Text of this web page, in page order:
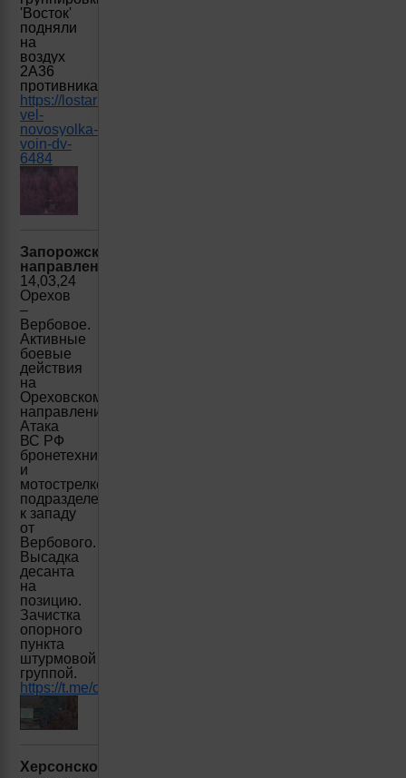
'Восток'
подняли
на
воздух
2А36
противника
https://lostarmour.info/news/kbb-
vel-
novosyolka-
voin-dv-
6484
Запорожское
направление:
14,03,24
Орехов
–
Вербовое.
Активные
боевые
действия
на
Ореховском
направлении.
Атака
ВС РФ
бронетехникой
и
мотострелковым
подразделением
к западу
от
Вербового.
Высадка
десанта
на
позицию.
Зачистка
опорного
пункта
штурмовой
группой.
https://t.me/creamy_caprice/4760
Херсонское